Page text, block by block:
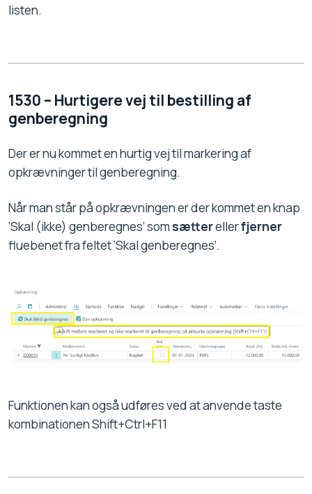
listen.
1530 – Hurtigere vej til bestilling af
genberegning
Der er nu kommet en hurtig vej til markering af
opkrævninger til genberegning.
Når man står på opkrævningen er der kommet en knap
‘Skal (ikke) genberegnes’ som sætterellerfjerner
fluebenet fra feltet ‘Skal genberegnes’.
Funktionen kan også udføres ved at anvende taste
kombinationen Shift+Ctrl+F11